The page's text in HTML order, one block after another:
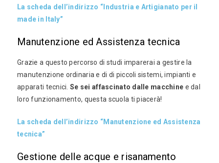
La scheda dell’indirizzo “Industria e Artigianato per il
made in Italy”
Manutenzione ed Assistenza tecnica
Grazie a questo percorso di studi imparerai a gestire la
manutenzione ordinaria e di di piccoli sistemi, impianti e
apparati tecnici.Se sei affascinato dalle macchine e dal
loro funzionamento, questa scuola ti piacerà!
La scheda dell’indirizzo “Manutenzione ed Assistenza
tecnica”
Gestione delle acque e risanamento